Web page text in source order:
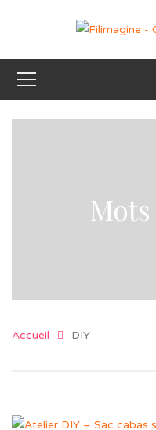
Accueil DIY